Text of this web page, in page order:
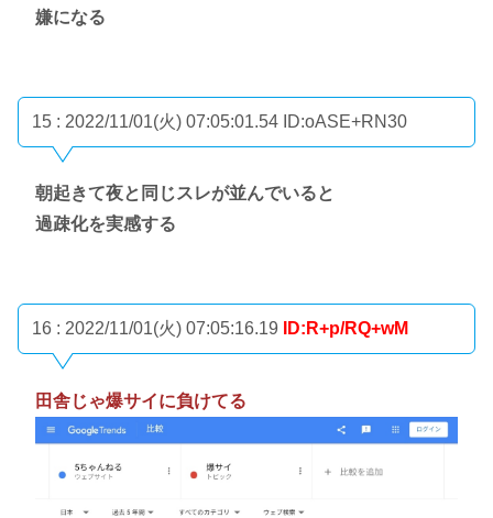
嫌になる
15 : 2022/11/01(火) 07:05:01.54 ID:oASE+RN30
朝起きて夜と同じスレが並んでいると
過疎化を実感する
16 : 2022/11/01(火) 07:05:16.19 ID:R+p/RQ+wM
田舎じゃ爆サイに負けてる